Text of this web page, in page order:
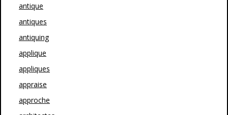
antique
antiques
antiquing
applique
appliques
appraise
approche